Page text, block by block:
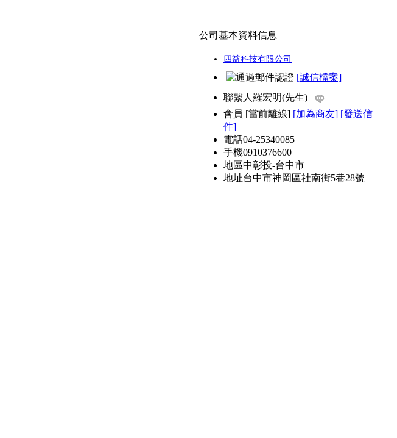
公司基本資料信息
四益科技有限公司
[誠信檔案]
聯繫人 羅宏明(先生)
會員 [當前離線] [加為商友] [發送信
件]
電話04-25340085
手機0910376600
地區中彰投-台中市
地址台中市神岡區社南街5巷28號